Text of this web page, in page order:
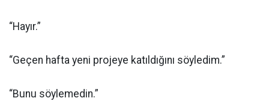
“Hayır.”
“Geçen hafta yeni projeye katıldığını söyledim.”
“Bunu söylemedin.”